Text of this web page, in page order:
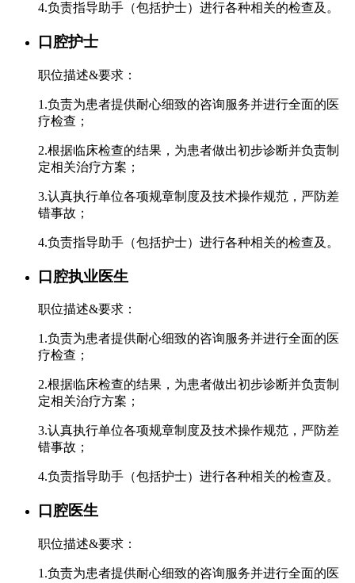
4.负责指导助手（包括护士）进行各种相关的检查及。
口腔护士
职位描述&要求：
1.负责为患者提供耐心细致的咨询服务并进行全面的医
疗检查；
2.根据临床检查的结果，为患者做出初步诊断并负责制
定相关治疗方案；
3.认真执行单位各项规章制度及技术操作规范，严防差
错事故；
4.负责指导助手（包括护士）进行各种相关的检查及。
口腔执业医生
职位描述&要求：
1.负责为患者提供耐心细致的咨询服务并进行全面的医
疗检查；
2.根据临床检查的结果，为患者做出初步诊断并负责制
定相关治疗方案；
3.认真执行单位各项规章制度及技术操作规范，严防差
错事故；
4.负责指导助手（包括护士）进行各种相关的检查及。
口腔医生
职位描述&要求：
1.负责为患者提供耐心细致的咨询服务并进行全面的医